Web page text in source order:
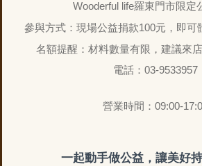
Wooderful life羅東門市限定
參與方式：現場公益捐款100元，即可
名額提醒：材料數量有限，建議來店
電話：03-9533957
營業時間：09:00-
一起動手做公益，讓美好持